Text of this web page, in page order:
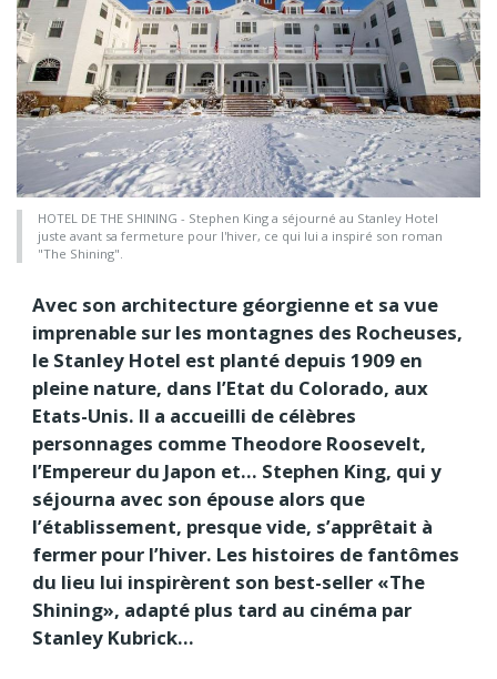
HOTEL DE THE SHINING - Stephen King a séjourné au Stanley Hotel
juste avant sa fermeture pour l'hiver, ce qui lui a inspiré son roman
"The Shining".
Avec son architecture géorgienne et sa vue
imprenable sur les montagnes des Rocheuses,
le Stanley Hotel est planté depuis 1909 en
pleine nature, dans l’Etat du Colorado, aux
Etats-Unis. Il a accueilli de célèbres
personnages comme Theodore Roosevelt,
l’Empereur du Japon et… Stephen King, qui y
séjourna avec son épouse alors que
l’établissement, presque vide, s’apprêtait à
fermer pour l’hiver. Les histoires de fantômes
du lieu lui inspirèrent son best-seller «The
Shining», adapté plus tard au cinéma par
Stanley Kubrick...